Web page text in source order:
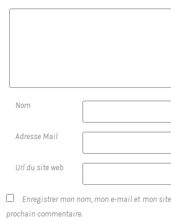
Nom
Adresse Mail
Url du site web
Enregistrer mon nom, mon e-mail et mon
prochain commentaire.